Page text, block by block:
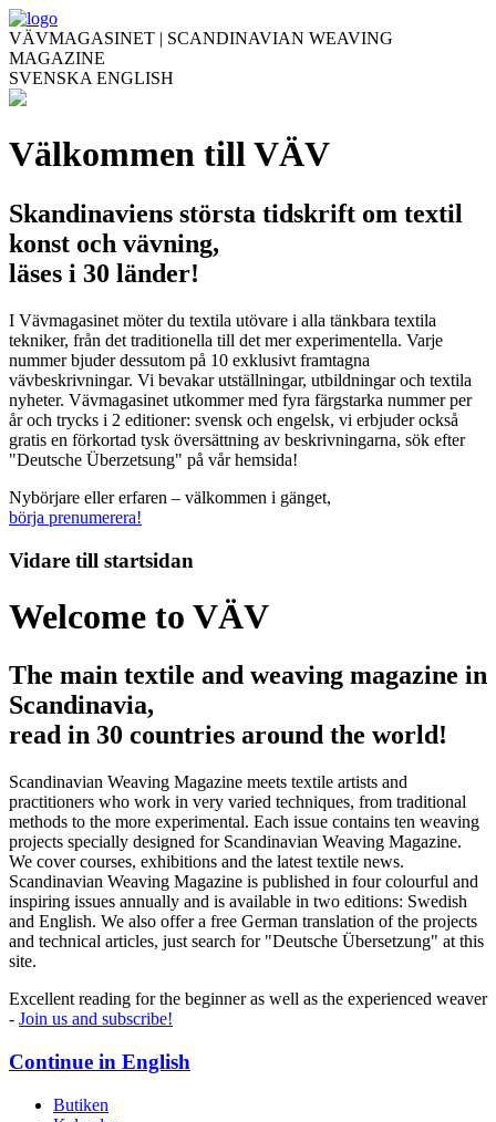
VÄVMAGASINET | SCANDINAVIAN WEAVING
MAGAZINE
SVENSKA ENGLISH
Välkommen till VÄV
Skandinaviens största tidskrift om textil
konst och vävning,
läses i 30 länder!
I Vävmagasinet möter du textila utövare i alla tänkbara textila
tekniker, från det traditionella till det mer experimentella. Varje
nummer bjuder dessutom på 10 exklusivt framtagna
vävbeskrivningar. Vi bevakar utställningar, utbildningar och textila
nyheter. Vävmagasinet utkommer med fyra färgstarka nummer per
år och trycks i 2 editioner: svensk och engelsk, vi erbjuder också
gratis en förkortad tysk översättning av beskrivningarna, sök efter
"Deutsche Überzetsung" på vår hemsida!
Nybörjare eller erfaren – välkommen i gänget,
börja prenumerera!
Vidare till startsidan
Welcome to VÄV
The main textile and weaving magazine in
Scandinavia,
read in 30 countries around the world!
Scandinavian Weaving Magazine meets textile artists and
practitioners who work in very varied techniques, from traditional
methods to the more experimental. Each issue contains ten weaving
projects specially designed for Scandinavian Weaving Magazine.
We cover courses, exhibitions and the latest textile news.
Scandinavian Weaving Magazine is published in four colourful and
inspiring issues annually and is available in two editions: Swedish
and English. We also offer a free German translation of the projects
and technical articles, just search for "Deutsche Übersetzung" at this
site.
Excellent reading for the beginner as well as the experienced weaver
- Join us and subscribe!
Continue in English
Butiken